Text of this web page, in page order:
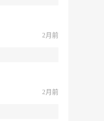
2月前
2月前